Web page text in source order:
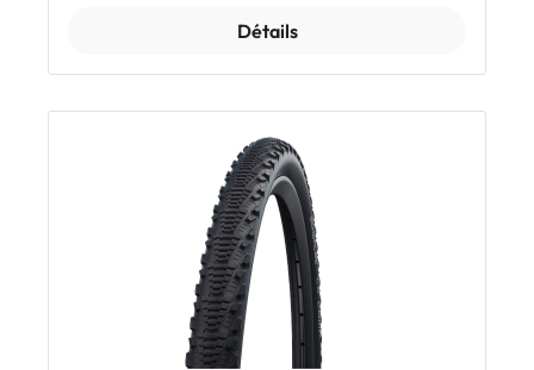
suspension pneumatique. Le matériau de base de la
bande anti-crevaison est en partie issu de
office de suspension pneumatique Compatible E-Bike
tous les modèles Schwalbe Big Ben / Big Ben Plus
Détails